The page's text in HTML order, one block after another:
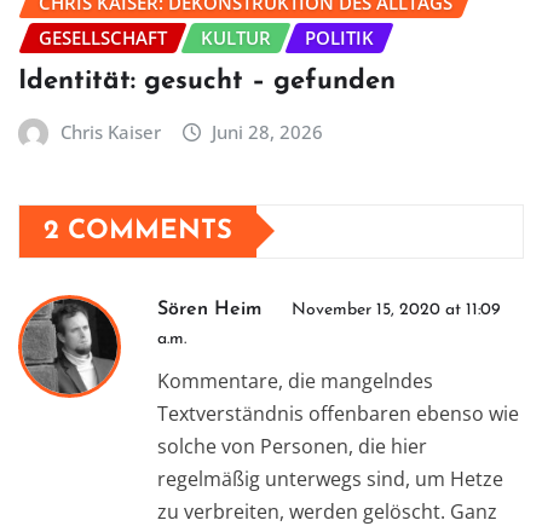
GESELLSCHAFT
KULTUR POLITIK
Identität: gesucht – gefunden
Chris Kaiser Juni 28, 2026
2 COMMENTS
Sören Heim
November 15, 2020 at 11:09
a.m.
Kommentare, die mangelndes
Textverständnis offenbaren ebenso wie
solche von Personen, die hier
regelmäßig unterwegs sind, um Hetze
zu verbreiten, werden gelöscht. Ganz